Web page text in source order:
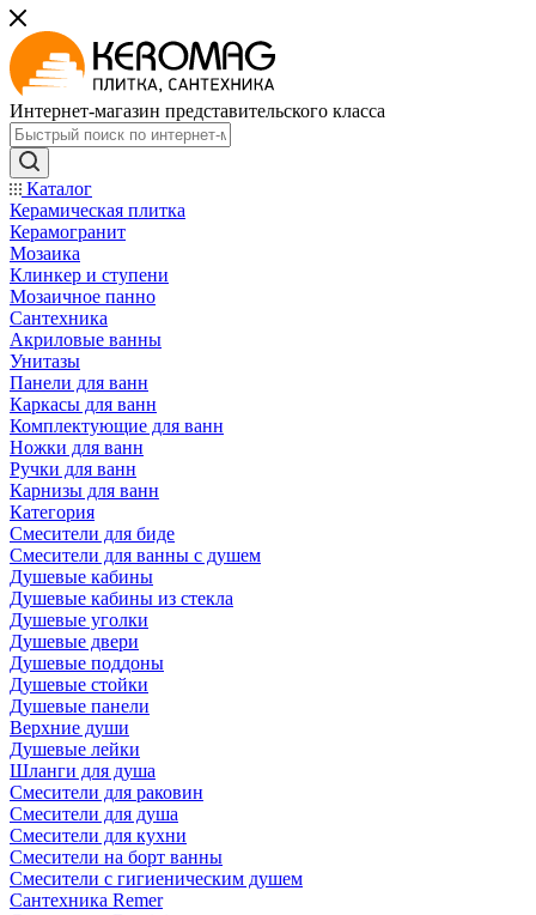
Интернет-магазин представительского класса
Каталог
Керамическая плитка
Керамогранит
Мозаика
Клинкер и ступени
Мозаичное панно
Сантехника
Акриловые ванны
Унитазы
Панели для ванн
Каркасы для ванн
Комплектующие для ванн
Ножки для ванн
Ручки для ванн
Карнизы для ванн
Категория
Смесители для биде
Смесители для ванны с душем
Душевые кабины
Душевые кабины из стекла
Душевые уголки
Душевые двери
Душевые поддоны
Душевые стойки
Душевые панели
Верхние души
Душевые лейки
Шланги для душа
Смесители для раковин
Смесители для душа
Смесители для кухни
Смесители на борт ванны
Смесители с гигиеническим душем
Сантехника Remer